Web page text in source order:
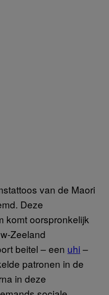
van de Maori
Deze
komt oorspronkelijk
Zeeland
beitel – een uhi –
patronen in de
in deze